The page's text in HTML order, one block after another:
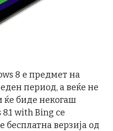
8 е предмет на
период, а веќе не
ќе биде некогаш
with Bing се
бесплатна верзија од